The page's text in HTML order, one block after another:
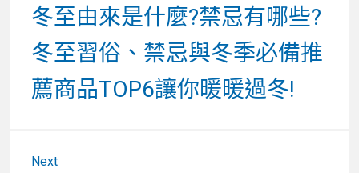
Previous
post:
冬至由來是什麼?禁忌有哪些?
冬至習俗、禁忌與冬季必備推
薦商品TOP6讓你暖暖過冬!
Next